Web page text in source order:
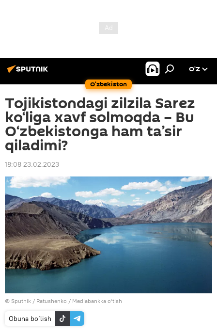
O‘zbekiston
O’Z
Tojikistondagi zilzila Sarez
ko‘liga xavf solmoqda – Bu
O‘zbekistonga ham ta’sir
qiladimi?
18:08 23.02.2023
© Sputnik / Ratushenko / Mediabankka o‘tish
Obuna bo‘lish